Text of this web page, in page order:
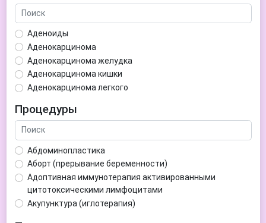
Аденоиды
Аденокарцинома
Аденокарцинома желудка
Аденокарцинома кишки
Аденокарцинома легкого
Аденома гипофиза
Аденома простаты
Аденома щитовидной железы
Аденомиоз
Адентия
Азооспермия
Акне (угри)
Алкоголизм
Процедуры
Абдоминопластика
Аборт (прерывание беременности)
Адоптивная иммунотерапия активированными
цитотоксическими лимфоцитами
Акупунктура (иглотерапия)